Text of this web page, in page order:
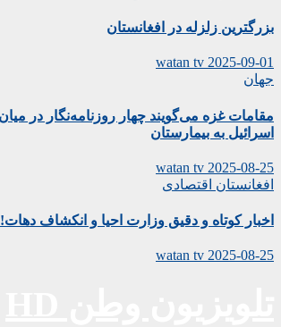
بزرگترین زلزله در افغانستان
2025-09-01
watan tv
جهان
اسرائیل به بیمارستان
2025-08-25
watan tv
افغانستان اقتصادی
اخبار کوتاه و دقیق وزارت احیا و انکشاف دهات!
2025-08-25
watan tv